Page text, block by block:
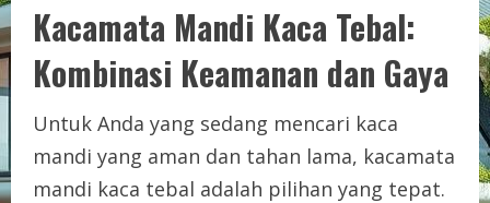
Kacamata Mandi Kaca Tebal:
Kombinasi Keamanan dan Gaya
Untuk Anda yang sedang mencari kaca
mandi yang aman dan tahan lama, kacamata
mandi kaca tebal adalah pilihan yang tepat.